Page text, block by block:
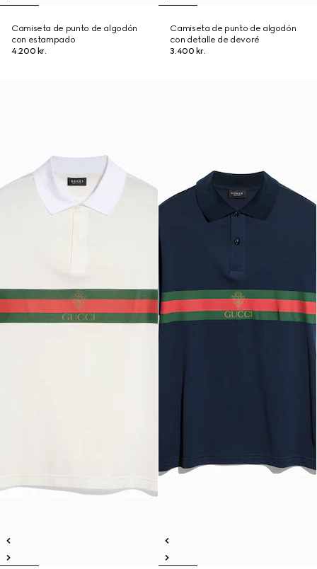
Camiseta de punto de algodón
con estampado
4.200 kr.
Camiseta de punto de algodón
con detalle de devoré
3.400 kr.